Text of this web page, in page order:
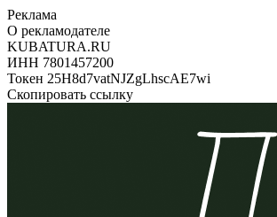
Реклама
О рекламодателе
KUBATURA.RU
ИНН 7801457200
Токен 25H8d7vatNJZgLhscAE7wi
Скопировать ссылку